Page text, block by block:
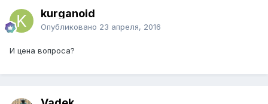
kurganoid
Опубликовано 23 апреля, 2016
И цена вопроса?